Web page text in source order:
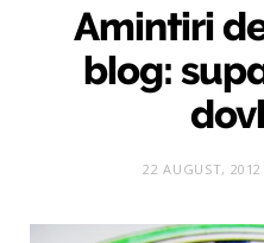
Amintiri
blog:
22 AUGUST, 2012